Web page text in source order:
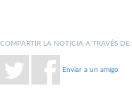
COMPARTIR LA NOTICIA A TRAVÉS DE:
Enviar a un amigo